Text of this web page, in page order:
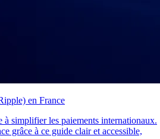
en France
simplifier les paiements internationaux.
grâce à ce guide clair et accessible,